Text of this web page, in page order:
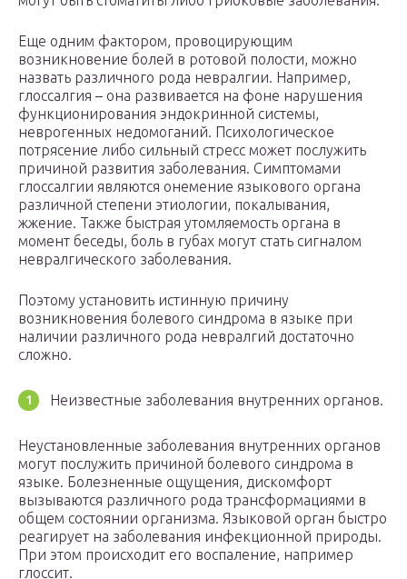
Еще одним фактором, провоцирующим
возникновение болей в ротовой полости, можно
назвать различного рода невралгии. Например,
глоссалгия – она развивается на фоне нарушения
функционирования эндокринной системы,
неврогенных недомоганий. Психологическое
потрясение либо сильный стресс может послужить
причиной развития заболевания. Симптомами
глоссалгии являются онемение языкового органа
различной степени этиологии, покалывания,
жжение. Также быстрая утомляемость органа в
момент беседы, боль в губах могут стать сигналом
невралгического заболевания.
Поэтому установить истинную причину
возникновения болевого синдрома в языке при
наличии различного рода невралгий достаточно
сложно.
Неизвестные заболевания внутренних органов.
Неустановленные заболевания внутренних органов
могут послужить причиной болевого синдрома в
языке. Болезненные ощущения, дискомфорт
вызываются различного рода трансформациями в
общем состоянии организма. Языковой орган быстро
реагирует на заболевания инфекционной природы.
При этом происходит его воспаление, например
глоссит.